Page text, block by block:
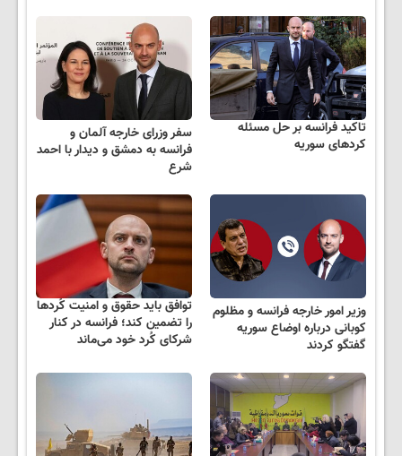
تاکید فرانسه بر حل مسئله
کردهای سوریه
سفر وزرای خارجه آلمان و
فرانسه به دمشق و دیدار با احمد
شرع
وزیر امور خارجه فرانسه و مظلوم
کوبانی درباره اوضاع سوریه
گفتگو کردند
توافق باید حقوق و امنیت کُردها
را تضمین کند؛ فرانسه در کنار
شرکای کُرد خود می‌ماند